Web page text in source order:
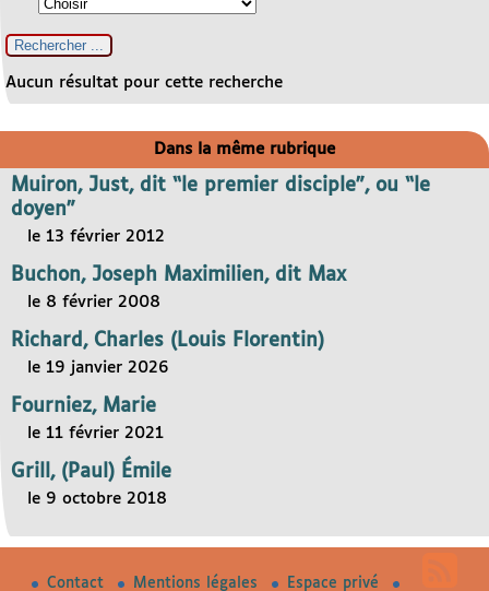
Aucun résultat pour cette recherche
Dans la même rubrique
Muiron, Just, dit “le premier disciple”, ou “le
doyen”
le 13 février 2012
Buchon, Joseph Maximilien, dit Max
le 8 février 2008
Richard, Charles (Louis Florentin)
le 19 janvier 2026
Fourniez, Marie
le 11 février 2021
Grill, (Paul) Émile
le 9 octobre 2018
Contact Mentions légales Espace privé